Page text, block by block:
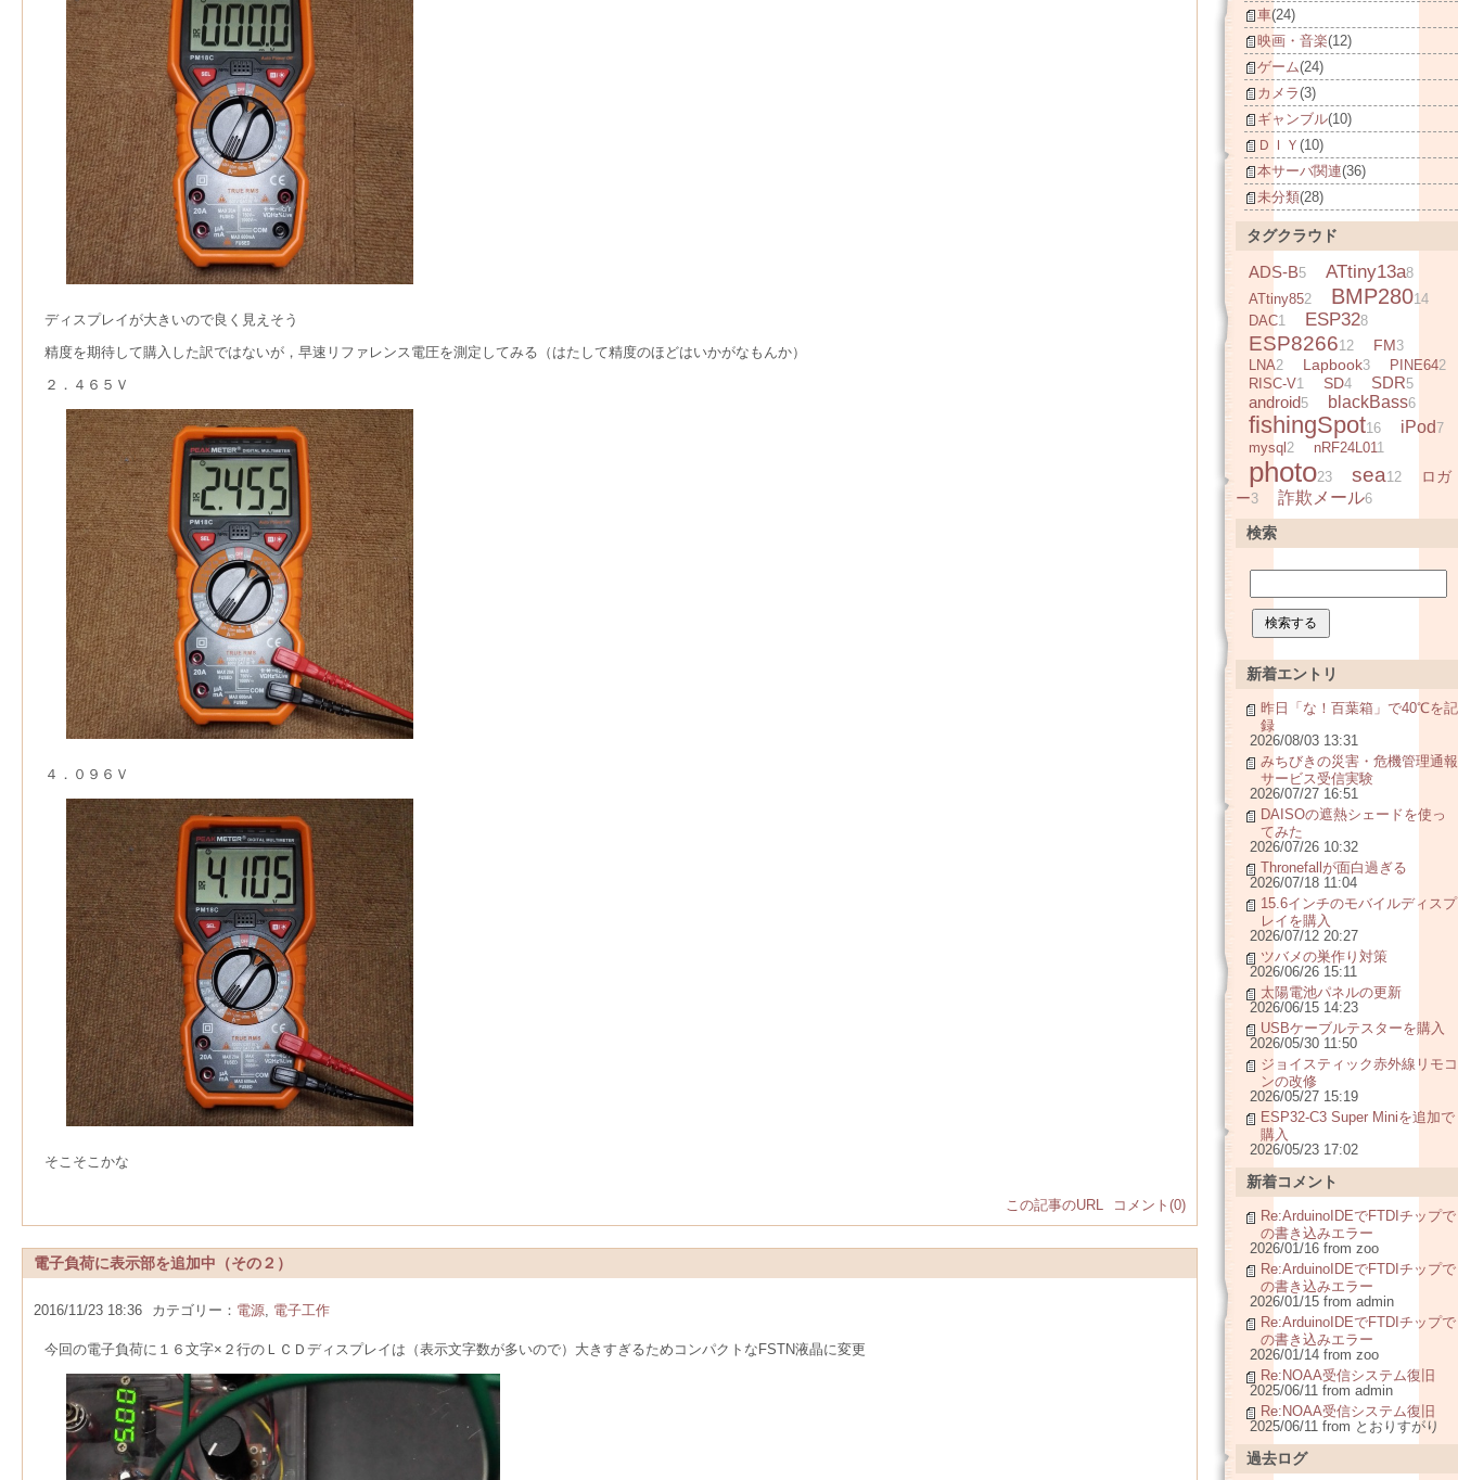
ディスプレイが大きいので良く見えそう
精度を期待して購入した訳ではないが，早速リファレンス電圧を測定してみる（はたして精度のほどはいかがなもんか）
２．４６５Ｖ
４．０９６Ｖ
そこそこかな
この記事のURL コメント(0)
電子負荷に表示部を追加中（その２）
2016/11/23 18:36 カテゴリー： 電源, 電子工作
今回の電子負荷に１６文字×２行のＬＣＤディスプレイは（表示文字数が多いので）大きすぎるためコンパクトなFSTN液晶に変更
車(24)
映画・音楽(12)
ゲーム(24)
カメラ(3)
ギャンブル(10)
ＤＩＹ (10)
本サーバ関連(36)
未分類(28)
タグクラウド
ADS-B5 ATtiny13a8
ATtiny852 BMP28014
DAC1 ESP328
ESP826612 FM3
LNA2 Lapbook3 PINE642
RISC-V1 SD4 SDR5
android5 blackBass6
fishingSpot16 iPod7
mysql 2 nRF24L011
photo23 sea12
ロガ
ー3 詐欺メール6
検索
新着エントリ
昨日「な！百葉箱」で40℃を記
録
2026/08/03 13:31
みちびきの災害・危機管理通報
サービス受信実験
2026/07/27 16:51
DAISOの遮熱シェードを使っ
てみた
2026/07/26 10:32
Thronefallが面白過ぎる
2026/07/18 11:04
15.6インチのモバイルディスプ
レイを購入
2026/07/12 20:27
ツバメの巣作り対策
2026/06/26 15:11
太陽電池パネルの更新
2026/06/15 14:23
USBケーブルテスターを購入
2026/05/30 11:50
ジョイスティック赤外線リモコ
ンの改修
2026/05/27 15:19
ESP32-C3 Super Miniを追加で
購入
2026/05/23 17:02
新着コメント
Re:ArduinoIDEでFTDIチップで
の書き込みエラー
2026/01/16 from zoo
Re:ArduinoIDEでFTDIチップで
の書き込みエラー
2026/01/15 from admin
Re:ArduinoIDEでFTDIチップで
の書き込みエラー
2026/01/14 from zoo
Re:NOAA受信システム復旧
2025/06/11 from admin
Re:NOAA受信システム復旧
2025/06/11 from とおりすがり
過去ログ